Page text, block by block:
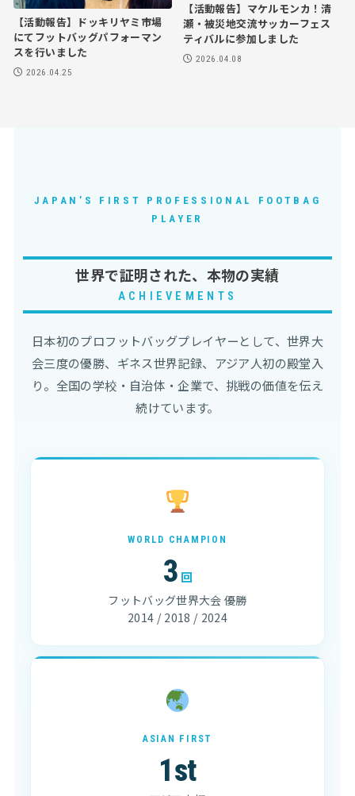
【活動報告】ドッキリヤミ市場
にてフットバッグパフォーマン
スを行いました
2026.04.25
【活動報告】マケルモンカ！清
瀬・被災地交流サッカーフェス
ティバルに参加しました
2026.04.08
JAPAN’S FIRST PROFESSIONAL FOOTBAG
PLAYER
世界で証明された、本物の実績
ACHIEVEMENTS
日本初のプロフットバッグプレイヤーとして、世界大
会三度の優勝、ギネス世界記録、アジア人初の殿堂入
り。全国の学校・自治体・企業で、挑戦の価値を伝え
続けています。
WORLD CHAMPION
3 回
フットバッグ世界大会 優勝
2014 / 2018 / 2024
ASIAN FIRST
1st